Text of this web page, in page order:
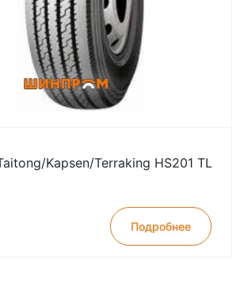
Kapsen/Terraking HS201 TL
Подробнее